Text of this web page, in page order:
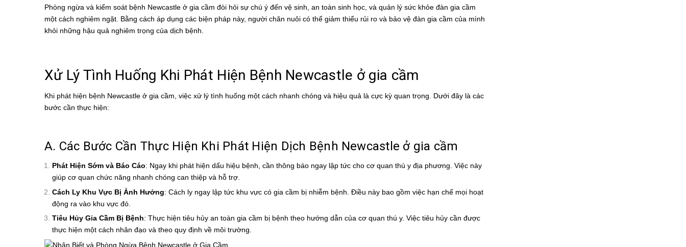
Phòng ngừa và kiểm soát bệnh Newcastle ở gia cầm đòi hỏi sự chú ý đến vệ sinh, an toàn sinh học, và quản lý sức khỏe đàn gia cầm
một cách nghiêm ngặt. Bằng cách áp dụng các biện pháp này, người chăn nuôi có thể giảm thiểu rủi ro và bảo vệ đàn gia cầm của mình
khỏi những hậu quả nghiêm trọng của dịch bệnh.
Xử Lý Tình Huống Khi Phát Hiện Bệnh Newcastle ở gia cầm
Khi phát hiện bệnh Newcastle ở gia cầm, việc xử lý tình huống một cách nhanh chóng và hiệu quả là cực kỳ quan trọng. Dưới đây là các
bước cần thực hiện:
A. Các Bước Cần Thực Hiện Khi Phát Hiện Dịch Bệnh Newcastle ở gia cầm
Phát Hiện Sớm và Báo Cáo: Ngay khi phát hiện dấu hiệu bệnh, cần thông báo ngay lập tức cho cơ quan thú y địa phương. Việc này
giúp cơ quan chức năng nhanh chóng can thiệp và hỗ trợ.
Cách Ly Khu Vực Bị Ảnh Hưởng: Cách ly ngay lập tức khu vực có gia cầm bị nhiễm bệnh. Điều này bao gồm việc hạn chế mọi hoạt
động ra vào khu vực đó.
Tiêu Hủy Gia Cầm Bị Bệnh: Thực hiện tiêu hủy an toàn gia cầm bị bệnh theo hướng dẫn của cơ quan thú y. Việc tiêu hủy cần được
thực hiện một cách nhân đạo và theo quy định về môi trường.